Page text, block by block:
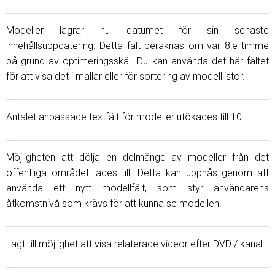
Modeller lagrar nu datumet för sin senaste
innehållsuppdatering. Detta fält beräknas om var 8:e timme
på grund av optimeringsskäl. Du kan använda det här fältet
för att visa det i mallar eller för sortering av modelllistor.
Antalet anpassade textfält för modeller utökades till 10.
Möjligheten att dölja en delmängd av modeller från det
offentliga området lades till. Detta kan uppnås genom att
använda ett nytt modellfält, som styr användarens
åtkomstnivå som krävs för att kunna se modellen.
Lagt till möjlighet att visa relaterade videor efter DVD / kanal.